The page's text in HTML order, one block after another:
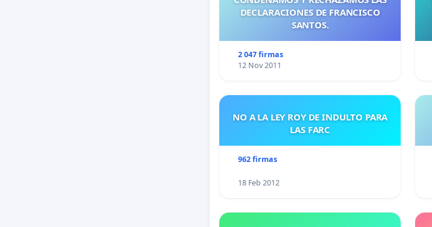
DECLARACIONES DE FRANCISCO
SANTOS.
2 047 firmas
12 Nov 2011
NO A LA LEY ROY DE INDULTO PARA
LAS FARC
962 firmas
18 Feb 2012